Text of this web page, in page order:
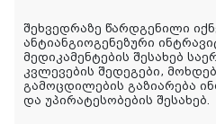
შეხვედრაზე წარდგენილი
ანტიანგიოგენეზური
მედიკამენტების შესახებ
კვლევების შედეგები,
გამოცდილების გაზიარება
და უპირატესობების შესახებ.